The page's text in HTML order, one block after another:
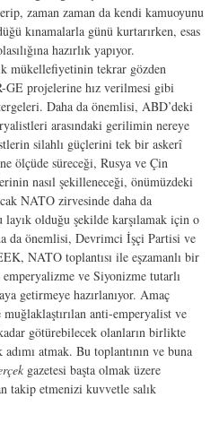
zaman zaman da kendi kamuoyunu
kınamalarla günü kurtarırken, esas
hazırlık yapıyor.
mükellefiyetinin tekrar gözden
GE projelerine hız verilmesi gibi
Daha da önemlisi, ABD’deki
arasındaki gerilimin nereye
silahlı güçlerini tek bir askerî
ölçüde süreceği, Rusya ve Çin
nasıl şekilleneceği, önümüzdeki
NATO zirvesinde daha da
layık olduğu şekilde karşılamak için o
da önemlisi, Devrimci İşçi Partisi ve
NATO toplantısı ile eşzamanlı bir
emperyalizme ve Siyonizme tutarlı
getirmeye hazırlanıyor. Amaç
anti-emperyalist ve
götürebilecek olanların birlikte
atmak. Bu toplantının ve buna
gazetesi başta olmak üzere
takip etmenizi kuvvetle salık